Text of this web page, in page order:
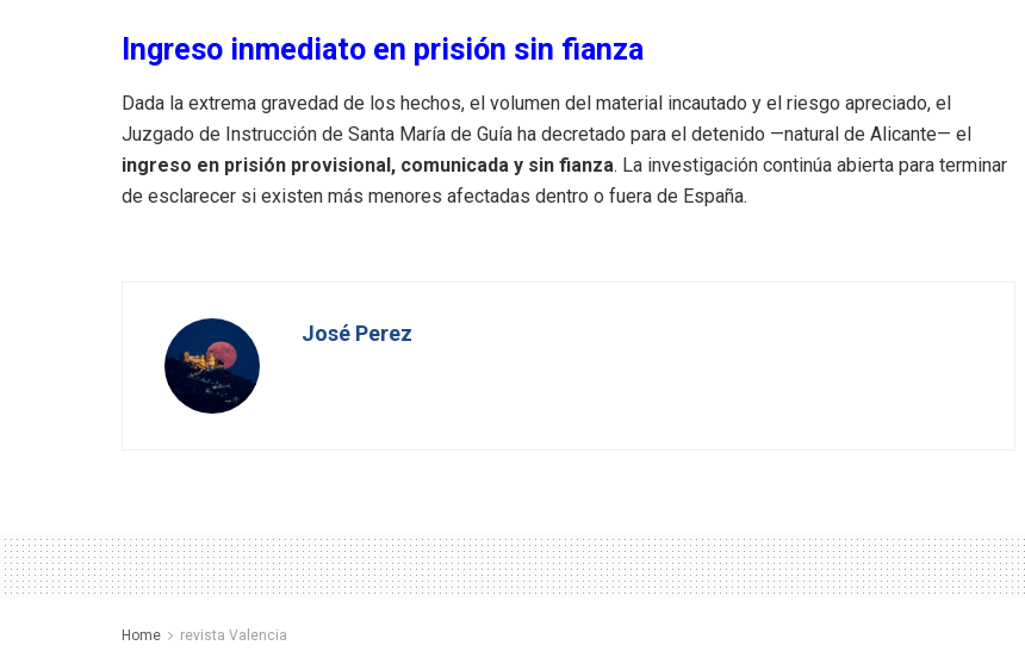
Ingreso inmediato en prisión sin fianza
Dada la extrema gravedad de los hechos, el volumen del material incautado y el riesgo apreciado, el
Juzgado de Instrucción de Santa María de Guía ha decretado para el detenido —natural de Alicante— el
ingreso en prisión provisional, comunicada y sin fianza. La investigación continúa abierta para terminar
de esclarecer si existen más menores afectadas dentro o fuera de España.
José Perez
Home revista Valencia